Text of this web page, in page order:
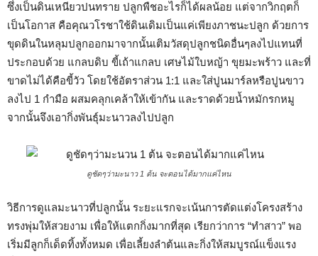
ซึ่งเป็นดินเหนียวปนทราย ปลูกพืชอะไรก็ได้ผลน้อย แต่จากวิกฤตก็
เป็นโอกาส คือคุณวโรชาใช้ดินเดิมเป็นแค่เพียงภาชนะปลูก ด้วยการ
ขุดดินในหลุมปลูกออกมาจากนั้นเติมวัสดุปลูกชนิดอื่นๆลงไปแทนที่
ประกอบด้วย แกลบดิบ ขี้เถ้าแกลบ เศษไม้ใบหญ้า ขุยมะพร้าว และที่
ขาดไม่ได้คือขี้วัว โดยใช้อัตราส่วน 1:1 และใส่ปูนมาร์ลหรือปูนขาว
ลงไป 1 กำมือ ผสมคลุกเคล้าให้เข้ากัน และราดด้วยน้ำหมักรกหมู
จากนั้นจึงเอากิ่งพันธุ์มะนาวลงไปปลูก
ดูชัดๆว่ามะนาว 1 ต้น จะตอนได้มากแค่ไหน
วิธีการดูแลมะนาวที่ปลูกนั้น ระยะแรกจะเน้นการตัดแต่งโครงสร้าง
ทรงพุ่มให้สวยงาม เพื่อให้แตกกิ่งมากที่สุด เรียกว่าการ “ทำสาว” พอ
เริ่มมีลูกก็เด็ดทิ้งทั้งหมด เพื่อเลี้ยงลำต้นและกิ่งให้สมบูรณ์แข็งแรง